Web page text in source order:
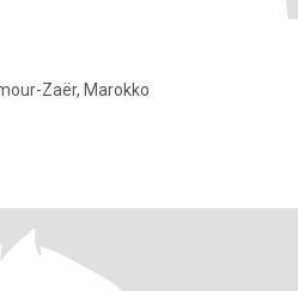
Zaër, Marokko